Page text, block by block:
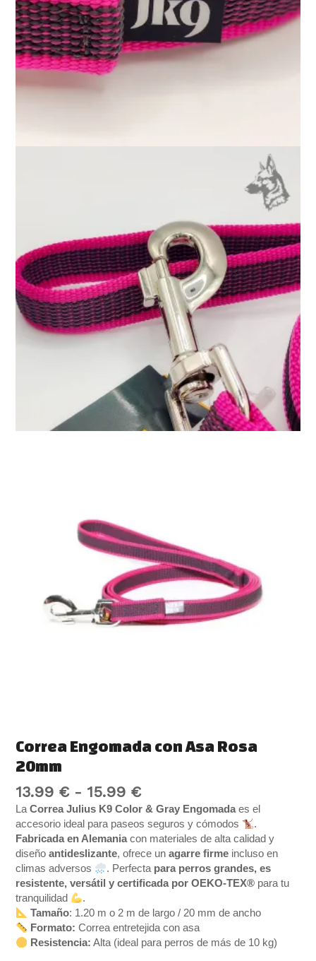
Correa Engomada con Asa Rosa
20mm
13.99 € - 15.99 €
LaCorrea Julius K9 Color & Gray Engomadaes el
accesorio ideal para paseos seguros y cómodos
.
Fabricada en Alemaniacon materiales de alta calidad y
diseñoantideslizante, ofrece unagarre firme incluso en
climas adversos
. Perfecta para perros grandes, es
resistente, versátil y certificada por OEKO-TEX® para tu
tranquilidad
.
Tamaño: 1.20 m o 2 m de largo / 20 mm de ancho
Formato: Correa entretejida con asa
Resistencia: Alta (ideal para perros de más de 10 kg)